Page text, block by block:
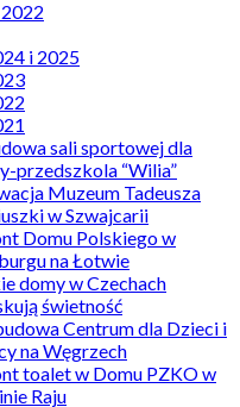
i 2025
sali sportowej dla
przedszkola “Wilia”
Muzeum Tadeusza
w Szwajcarii
Domu Polskiego w
na Łotwie
domy w Czechach
świetność
Centrum dla Dzieci i
na Węgrzech
toalet w Domu PZKO w
Raju